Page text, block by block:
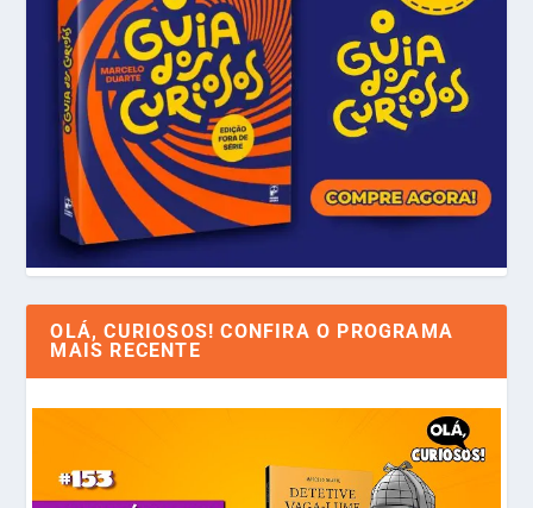
OLÁ, CURIOSOS! CONFIRA O PROGRAMA
MAIS RECENTE